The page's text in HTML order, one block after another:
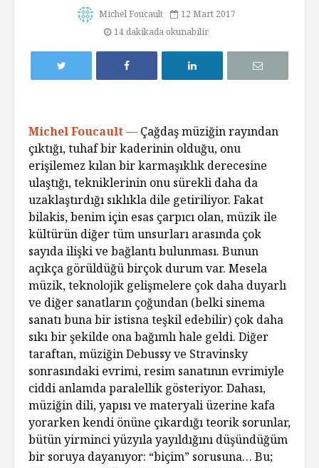
Michel Foucault
12 Mart 2017
14 dakikada okunabilir
Michel Foucault — Çağdaş müziğin rayından
çıktığı, tuhaf bir kaderinin olduğu, onu
erişilemez kılan bir karmaşıklık derecesine
ulaştığı, tekniklerinin onu sürekli daha da
uzaklaştırdığı sıklıkla dile getiriliyor. Fakat
bilakis, benim için esas çarpıcı olan, müzik ile
kültürün diğer tüm unsurları arasında çok
sayıda ilişki ve bağlantı bulunması. Bunun
açıkça görüldüğü birçok durum var. Mesela
müzik, teknolojik gelişmelere çok daha duyarlı
ve diğer sanatların çoğundan (belki sinema
sanatı buna bir istisna teşkil edebilir) çok daha
sıkı bir şekilde ona bağımlı hale geldi. Diğer
taraftan, müziğin Debussy ve Stravinsky
sonrasındaki evrimi, resim sanatının evrimiyle
ciddi anlamda paralellik gösteriyor. Dahası,
müziğin dili, yapısı ve materyali üzerine kafa
yorarken kendi önüne çıkardığı teorik sorunlar,
bütün yirminci yüzyıla yayıldığını düşündüğüm
bir soruya dayanıyor: “biçim” sorusuna… Bu;